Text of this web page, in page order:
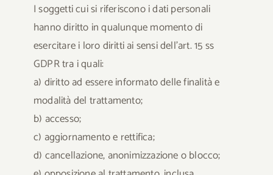
I soggetti cui si riferiscono i dati personali
hanno diritto in qualunque momento di
esercitare i loro diritti ai sensi dell’art. 15 ss
GDPR tra i quali:
a) diritto ad essere informato delle finalità e
modalità del trattamento;
b) accesso;
c) aggiornamento e rettifica;
d) cancellazione, anonimizzazione o blocco;